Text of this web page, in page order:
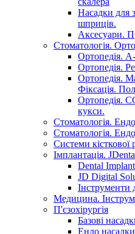
Насадки для
шприців.
Аксесуари.
Стоматологія.
Ортопедія.
Ортопедія.
Ортопедія.
Фіксація.
Ортопедія.
кукси.
Стоматологія.
Стоматологія.
Системи кісткової
Імплантація.
Dental
JD Digital
Інструменти
Медицина.
П'єзохірургія
Базові
Ендо насадки